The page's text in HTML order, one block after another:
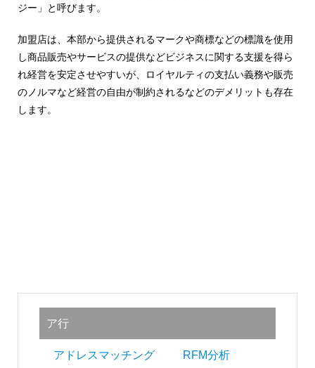
置
情
報
地
シ
ク
策、
ジ
オ・
の
ジー」と呼びます。
加盟店は、本部から提供されるマークや商標などの標識を使用
し商品販売やサービスの提供などビジネスに関する支援を得ら
れ経営を安定させやすいが、ロイヤルティの支払い義務や販売
のノルマなど経営の自由が制約されるなどのデメリットも存在
します。
ア行
アドレスマッチング
RFM分析